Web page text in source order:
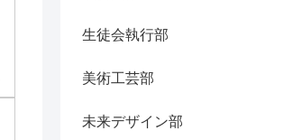
生徒会執行部
美術工芸部
未来デザイン部